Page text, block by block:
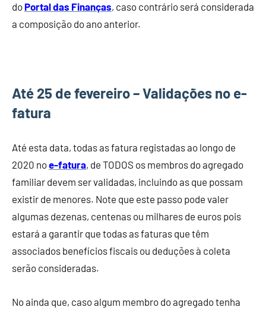
do Portal das Finanças, caso contrário será considerada
a composição do ano anterior.
Até 25 de fevereiro – Validações no e-
fatura
Até esta data, todas as fatura registadas ao longo de
2020 noe-fatura, de TODOS os membros do agregado
familiar devem ser validadas, incluindo as que possam
existir de menores. Note que este passo pode valer
algumas dezenas, centenas ou milhares de euros pois
estará a garantir que todas as faturas que têm
associados benefícios fiscais ou deduções à coleta
serão consideradas.
No ainda que, caso algum membro do agregado tenha